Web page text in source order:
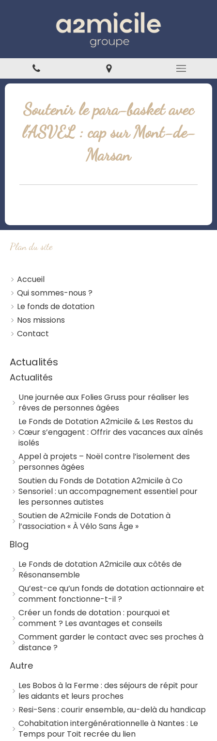
Soutenir le para-basket avec
l’ASVEL : cap sur Mont-de-
Marsan
Plan du site
Accueil
Qui sommes-nous ?
Le fonds de dotation
Nos missions
Contact
Actualités
Actualités
Une journée aux Folies Gruss pour réaliser les
rêves de personnes âgées
Le Fonds de Dotation A2micile & Les Restos du
Cœur s’engagent : Offrir des vacances aux aînés
isolés
Appel à projets – Noël contre l’isolement des
personnes âgées
Soutien du Fonds de Dotation A2micile à Co
Sensoriel : un accompagnement essentiel pour
les personnes autistes
Soutien de A2micile Fonds de Dotation à
l’association « À Vélo Sans Âge »
Blog
Le Fonds de dotation A2micile aux côtés de
Résonansemble
Qu’est-ce qu’un fonds de dotation actionnaire et
comment fonctionne-t-il ?
Créer un fonds de dotation : pourquoi et
comment ? Les avantages et conseils
Comment garder le contact avec ses proches à
distance ?
Autre
Les Bobos à la Ferme : des séjours de répit pour
les aidants et leurs proches
Resi-Sens : courir ensemble, au-delà du handicap
Cohabitation intergénérationnelle à Nantes : Le
Temps pour Toit recrée du lien